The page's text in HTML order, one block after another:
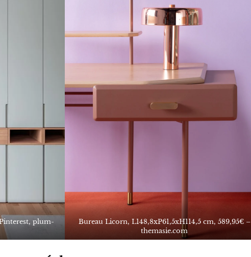
plum-
Bureau Licorn, L148,8xP61,5xH114,5 cm, 589,95€ –
themasie.com